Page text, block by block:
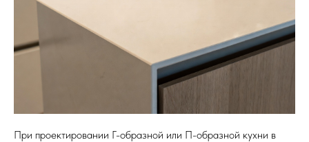
Мойки и раковины
Интегрированные и подклеенные
При проектировании Г-образной или П-образной кухни в